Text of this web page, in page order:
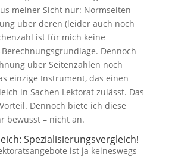
meiner Sicht nur: Normseiten
über deren (leider auch noch
ist für mich keine
Dennoch
über Seitenzahlen noch
einzige Instrument, das einen
in Sachen Lektorat zulässt. Das
Dennoch biete ich diese
bewusst – nicht an.
Spezialisierungsvergleich!
ist ja keineswegs